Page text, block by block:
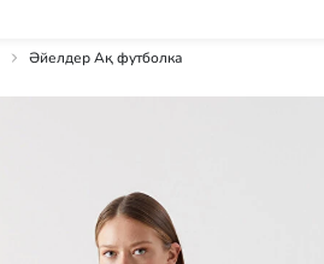
Әйелдер Ақ футболка